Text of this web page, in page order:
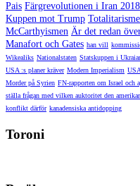
Pais Färgrevolutionen i Iran 2018
Kuppen mot Trump
McCarthyismen Är det redan
Manafort och Gates han vill
Wikealiks Nationalstaten Statskuppen i
USA :s planer kräver Modern Imperialism
Morder på Syrien FN-rapporten om Israel och
ställa frågan med vilken auktoritet den
konflikt därför kanadensiska antidopping
Toroni